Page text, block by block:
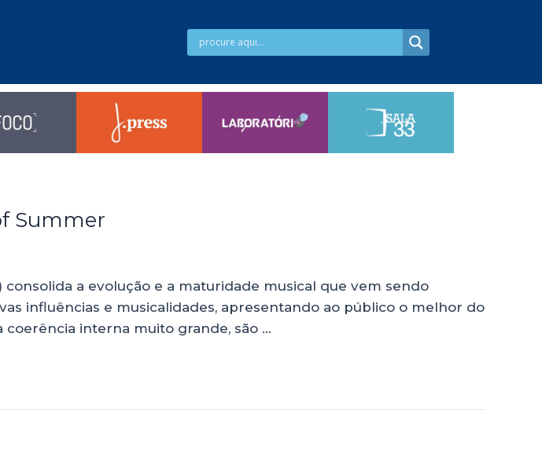
Summer
a evolução e a maturidade musical que vem sendo
influências e musicalidades, apresentando ao público o melhor do
interna muito grande, são …